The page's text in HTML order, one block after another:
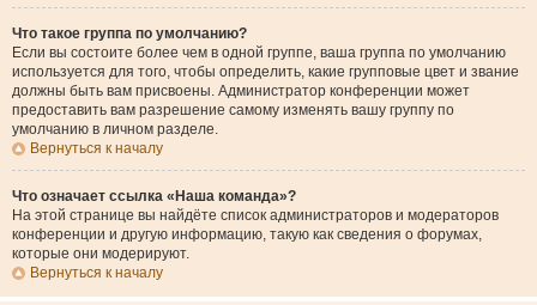
Что такое группа по умолчанию?
Если вы состоите более чем в одной группе, ваша группа по умолчанию
используется для того, чтобы определить, какие групповые цвет и звание
должны быть вам присвоены. Администратор конференции может
предоставить вам разрешение самому изменять вашу группу по
умолчанию в личном разделе.
Вернуться к началу
Что означает ссылка «Наша команда»?
На этой странице вы найдёте список администраторов и модераторов
конференции и другую информацию, такую как сведения о форумах,
которые они модерируют.
Вернуться к началу